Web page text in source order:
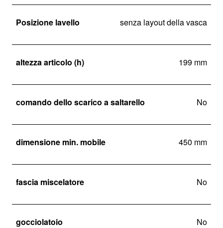
Posizione lavello senza layout della vasca
altezza articolo (h) 199 mm
comando dello scarico a saltarello No
dimensione min. mobile 450 mm
fascia miscelatore No
gocciolatoio No